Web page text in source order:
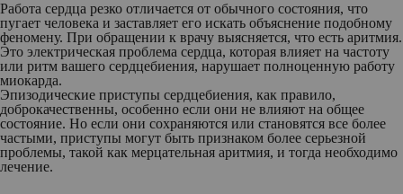
Работа сердца резко отличается от обычного состояния, что
пугает человека и заставляет его искать объяснение подобному
феномену. При обращении к врачу выясняется, что есть аритмия.
Это электрическая проблема сердца, которая влияет на частоту
или ритм вашего сердцебиения, нарушает полноценную работу
миокарда.
Эпизодические приступы сердцебиения, как правило,
доброкачественны, особенно если они не влияют на общее
состояние. Но если они сохраняются или становятся все более
частыми, приступы могут быть признаком более серьезной
проблемы, такой как мерцательная аритмия, и тогда необходимо
лечение.